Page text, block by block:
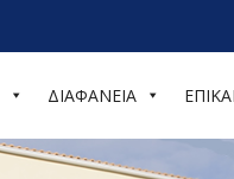
ΔΙΑΦΑΝΕΙΑ